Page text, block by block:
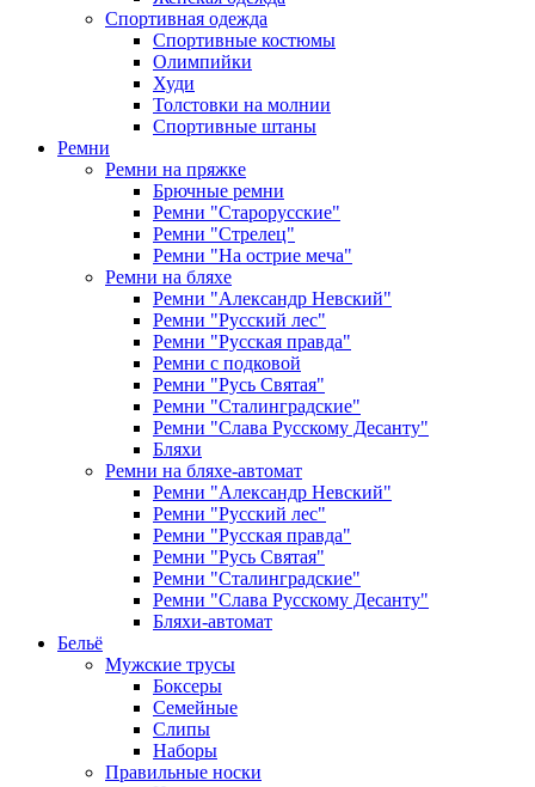
Спортивная одежда
Спортивные костюмы
Олимпийки
Худи
Толстовки на молнии
Спортивные штаны
Ремни
Ремни на пряжке
Брючные ремни
Ремни "Старорусские"
Ремни "Стрелец"
Ремни "На острие меча"
Ремни на бляхе
Ремни "Александр Невский"
Ремни "Русский лес"
Ремни "Русская правда"
Ремни с подковой
Ремни "Русь Святая"
Ремни "Сталинградские"
Ремни "Слава Русскому Десанту"
Бляхи
Ремни на бляхе-автомат
Ремни "Александр Невский"
Ремни "Русский лес"
Ремни "Русская правда"
Ремни "Русь Святая"
Ремни "Сталинградские"
Ремни "Слава Русскому Десанту"
Бляхи-автомат
Бельё
Мужские трусы
Боксеры
Семейные
Слипы
Наборы
Правильные носки